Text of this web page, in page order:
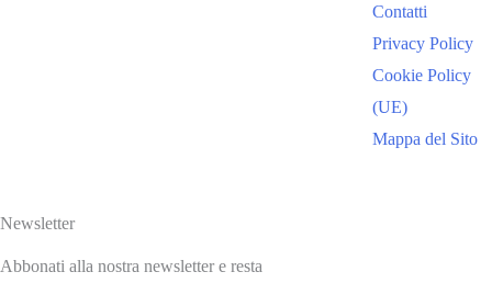
Contatti
Privacy Policy
Cookie Policy
(UE)
Mappa del Sito
Newsletter
Abbonati alla nostra newsletter e resta